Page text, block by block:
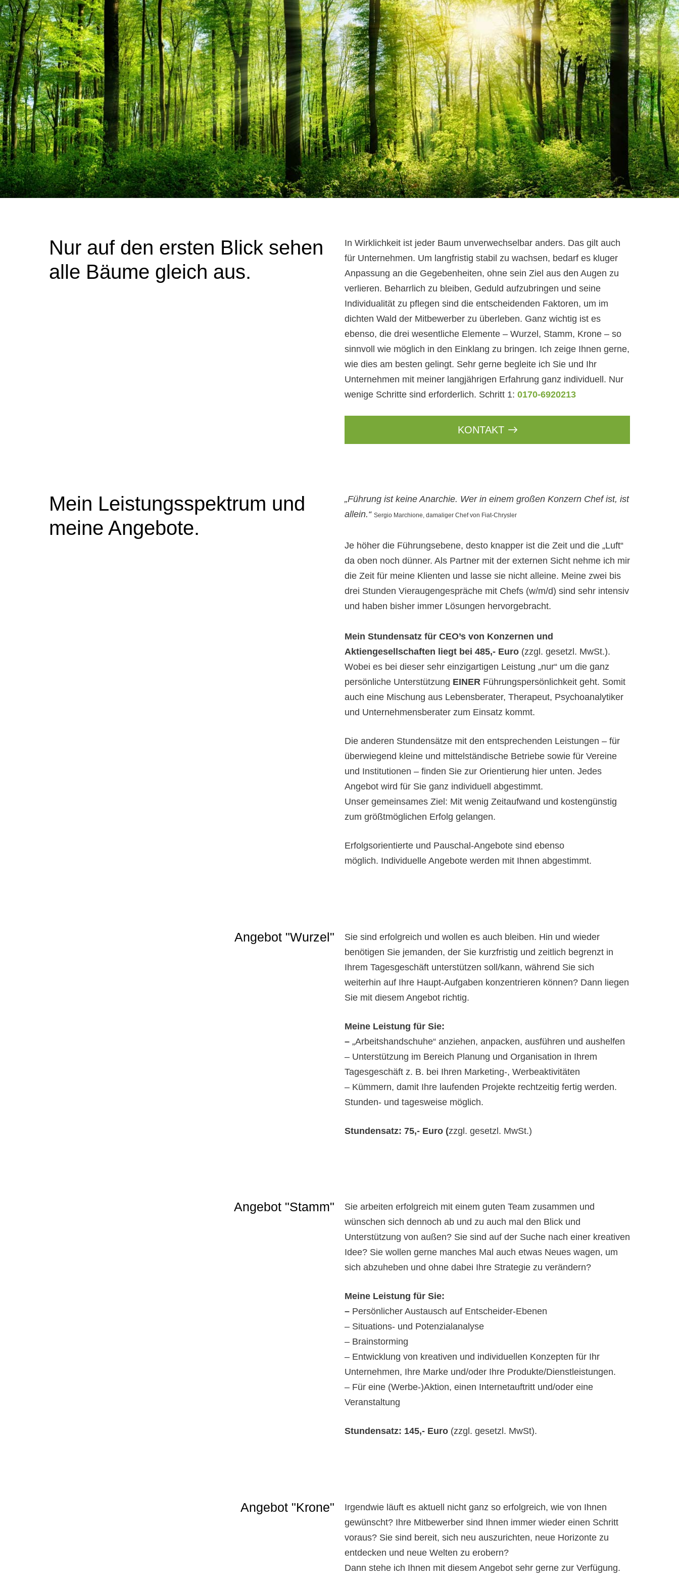
Nur auf den ersten Blick sehen
alle Bäume gleich aus.
In Wirklichkeit ist jeder Baum unverwechselbar anders. Das gilt auch
für Unternehmen. Um langfristig stabil zu wachsen, bedarf es kluger
Anpassung an die Gegebenheiten, ohne sein Ziel aus den Augen zu
verlieren. Beharrlich zu bleiben, Geduld aufzubringen und seine
Individualität zu pflegen sind die entscheidenden Faktoren, um im
dichten Wald der Mitbewerber zu überleben. Ganz wichtig ist es
ebenso, die drei wesentliche Elemente – Wurzel, Stamm, Krone – so
sinnvoll wie möglich in den Einklang zu bringen. Ich zeige Ihnen gerne,
wie dies am besten gelingt. Sehr gerne begleite ich Sie und Ihr
Unternehmen mit meiner langjährigen Erfahrung ganz individuell. Nur
wenige Schritte sind erforderlich. Schritt 1: 0170-6920213
KONTAKT
Mein Leistungsspektrum und
meine Angebote.
„Führung ist keine Anarchie. Wer in einem großen Konzern Chef ist, ist
allein.“ Sergio Marchione, damaliger Chef von Fiat-Chrysler
Je höher die Führungsebene, desto knapper ist die Zeit und die „Luft“
da oben noch dünner. Als Partner mit der externen Sicht nehme ich mir
die Zeit für meine Klienten und lasse sie nicht alleine. Meine zwei bis
drei Stunden Vieraugengespräche mit Chefs (w/m/d) sind sehr intensiv
und haben bisher immer Lösungen hervorgebracht.
Mein Stundensatz für CEO’s von Konzernen und
Aktiengesellschaften liegt bei 485,- Euro (zzgl. gesetzl. MwSt.).
Wobei es bei dieser sehr einzigartigen Leistung „nur“ um die ganz
persönliche Unterstützung EINER Führungspersönlichkeit geht. Somit
auch eine Mischung aus Lebensberater, Therapeut, Psychoanalytiker
und Unternehmensberater zum Einsatz kommt.
Die anderen Stundensätze mit den entsprechenden Leistungen – für
überwiegend kleine und mittelständische Betriebe sowie für Vereine
und Institutionen – finden Sie zur Orientierung hier unten. Jedes
Angebot wird für Sie ganz individuell abgestimmt.
Unser gemeinsames Ziel: Mit wenig Zeitaufwand und kostengünstig
zum größtmöglichen Erfolg gelangen.
Erfolgsorientierte und Pauschal-Angebote sind ebenso
möglich. Individuelle Angebote werden mit Ihnen abgestimmt.
Angebot "Wurzel"
Sie sind erfolgreich und wollen es auch bleiben. Hin und wieder
benötigen Sie jemanden, der Sie kurzfristig und zeitlich begrenzt in
Ihrem Tagesgeschäft unterstützen soll/kann, während Sie sich
weiterhin auf Ihre Haupt-Aufgaben konzentrieren können? Dann liegen
Sie mit diesem Angebot richtig.
Meine Leistung für Sie:
– „Arbeitshandschuhe“ anziehen, anpacken, ausführen und aushelfen
– Unterstützung im Bereich Planung und Organisation in Ihrem
Tagesgeschäft z. B. bei Ihren Marketing-, Werbeaktivitäten
– Kümmern, damit Ihre laufenden Projekte rechtzeitig fertig werden.
Stunden- und tagesweise möglich.
Stundensatz: 75,- Euro (zzgl. gesetzl. MwSt.)
Angebot "Stamm"
Sie arbeiten erfolgreich mit einem guten Team zusammen und
wünschen sich dennoch ab und zu auch mal den Blick und
Unterstützung von außen? Sie sind auf der Suche nach einer kreativen
Idee? Sie wollen gerne manches Mal auch etwas Neues wagen, um
sich abzuheben und ohne dabei Ihre Strategie zu verändern?
Meine Leistung für Sie:
– Persönlicher Austausch auf Entscheider-Ebenen
– Situations- und Potenzialanalyse
– Brainstorming
– Entwicklung von kreativen und individuellen Konzepten für Ihr
Unternehmen, Ihre Marke und/oder Ihre Produkte/Dienstleistungen.
– Für eine (Werbe-)Aktion, einen Internetauftritt und/oder eine
Veranstaltung
Stundensatz: 145,- Euro (zzgl. gesetzl. MwSt).
Angebot "Krone"
Irgendwie läuft es aktuell nicht ganz so erfolgreich, wie von Ihnen
gewünscht? Ihre Mitbewerber sind Ihnen immer wieder einen Schritt
voraus? Sie sind bereit, sich neu auszurichten, neue Horizonte zu
entdecken und neue Welten zu erobern?
Dann stehe ich Ihnen mit diesem Angebot sehr gerne zur Verfügung.